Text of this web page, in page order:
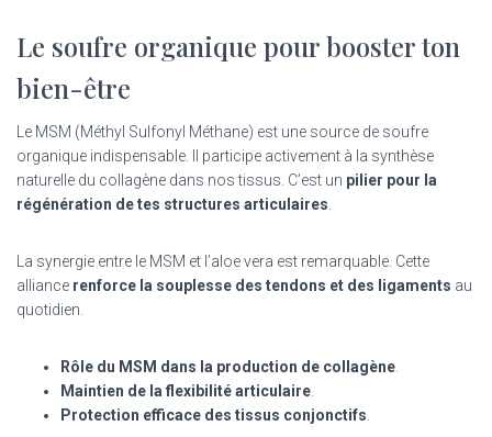
Le soufre organique pour booster ton
bien-être
Le MSM (Méthyl Sulfonyl Méthane) est une source de soufre
organique indispensable. Il participe activement à la synthèse
naturelle du collagène dans nos tissus. C’est un pilier pour la
régénération de tes structures articulaires.
La synergie entre le MSM et l’aloe vera est remarquable. Cette
alliance renforce la souplesse des tendons et des ligaments au
quotidien.
Rôle du MSM dans la production de collagène.
Maintien de la flexibilité articulaire.
Protection efficace des tissus conjonctifs.